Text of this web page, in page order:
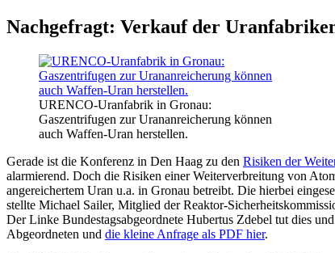
Nachgefragt: Verkauf der
URENCO-Uranfabrik in Gronau:
Gaszentrifugen zur Urananreicherung können
auch Waffen-Uran herstellen.
Gerade ist die Konferenz in Den Haag zu den Risiken der
alarmierend. Doch die Risiken einer Weiterverbreitung von
angereichertem Uran u.a. in Gronau betreibt. Die hierbei
stellte Michael Sailer, Mitglied der Reaktor-
Der Linke Bundestagsabgeordnete Hubertus Zdebel tut dies
Abgeordneten und die kleine Anfrage als PDF hier.